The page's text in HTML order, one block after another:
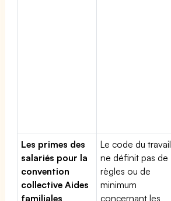
Les primes des
salariés pour la
convention
collective Aides
familiales
Le code du travail
ne définit pas de
règles ou de
minimum
concernant les